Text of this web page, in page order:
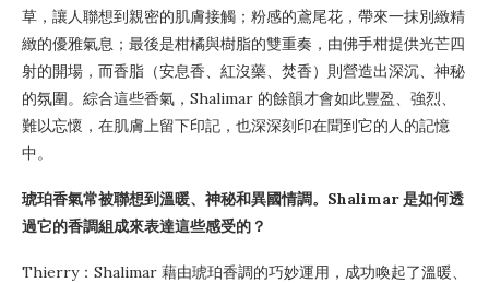
草，讓人聯想到親密的肌膚接觸；粉感的鳶尾花，帶來一抹別緻精
緻的優雅氣息；最後是柑橘與樹脂的雙重奏，由佛手柑提供光芒四
射的開場，而香脂（安息香、紅沒藥、焚香）則營造出深沉、神秘
的氛圍。綜合這些香氣，Shalimar 的餘韻才會如此豐盈、強烈、
難以忘懷，在肌膚上留下印記，也深深刻印在聞到它的人的記憶
中。
琥珀香氣常被聯想到溫暖、神秘和異國情調。Shalimar 是如何透
過它的香調組成來表達這些感受的？
Thierry：Shalimar 藉由琥珀香調的巧妙運用，成功喚起了溫暖、